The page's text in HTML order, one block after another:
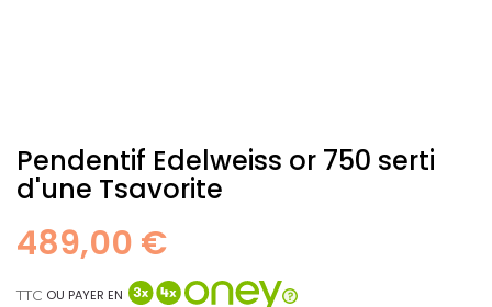
Pendentif Edelweiss or 750 serti
d'une Tsavorite
489,00 €
TTC OU PAYER EN